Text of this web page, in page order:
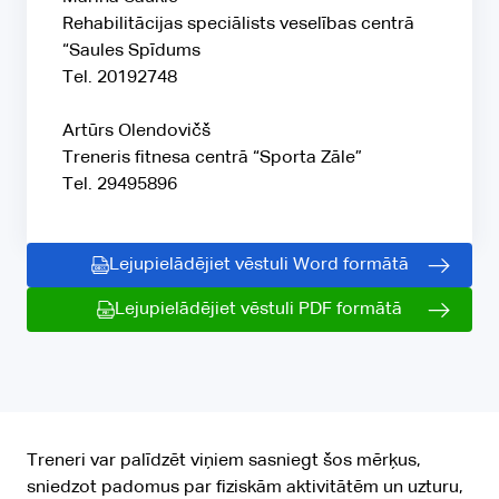
Rehabilitācijas speciālists veselības centrā
“Saules Spīdums
Tel. 20192748
Artūrs Olendovičš
Treneris fitnesa centrā “Sporta Zāle”
Tel. 29495896
Lejupielādējiet vēstuli Word formātā
Lejupielādējiet vēstuli PDF formātā
Treneri var palīdzēt viņiem sasniegt šos mērķus,
sniedzot padomus par fiziskām aktivitātēm un uzturu,